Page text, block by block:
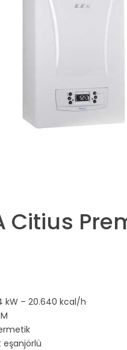
Citius
kW – 20.640 kcal/h
eşanjörlü